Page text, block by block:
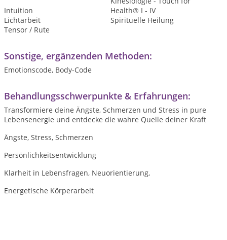
Intuition
Health® I - IV
Lichtarbeit
Spirituelle Heilung
Tensor / Rute
Sonstige, ergänzenden Methoden:
Emotionscode, Body-Code
Behandlungsschwerpunkte & Erfahrungen:
Transformiere deine Ängste, Schmerzen und Stress in pure
Lebensenergie und entdecke die wahre Quelle deiner Kraft
Ängste, Stress, Schmerzen
Persönlichkeitsentwicklung
Klarheit in Lebensfragen, Neuorientierung,
Energetische Körperarbeit